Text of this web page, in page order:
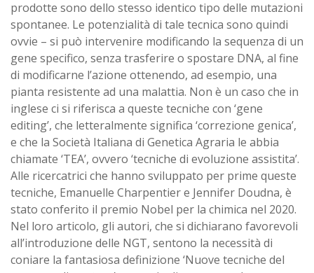
prodotte sono dello stesso identico tipo delle mutazioni
spontanee. Le potenzialità di tale tecnica sono quindi
ovvie – si può intervenire modificando la sequenza di un
gene specifico, senza trasferire o spostare DNA, al fine
di modificarne l’azione ottenendo, ad esempio, una
pianta resistente ad una malattia. Non è un caso che in
inglese ci si riferisca a queste tecniche con ‘gene
editing’, che letteralmente significa ‘correzione genica’,
e che la Società Italiana di Genetica Agraria le abbia
chiamate ‘TEA’, ovvero ‘tecniche di evoluzione assistita’.
Alle ricercatrici che hanno sviluppato per prime queste
tecniche, Emanuelle Charpentier e Jennifer Doudna, è
stato conferito il premio Nobel per la chimica nel 2020.
Nel loro articolo, gli autori, che si dichiarano favorevoli
all’introduzione delle NGT, sentono la necessità di
coniare la fantasiosa definizione ‘Nuove tecniche del